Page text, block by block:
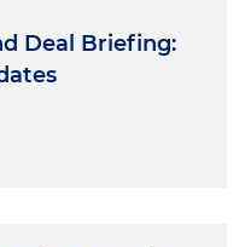
Deal Briefing: